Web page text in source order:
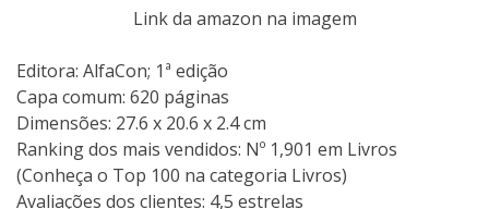
Link da amazon na imagem
Editora:‎ AlfaCon; 1ª edição
Capa comum:‎ 620 páginas
Dimensões:‎ 27.6 x 20.6 x 2.4 cm
Ranking dos mais vendidos: Nº 1,901 em Livros
(Conheça o Top 100 na categoria Livros)
Avaliações dos clientes: 4,5 estrelas